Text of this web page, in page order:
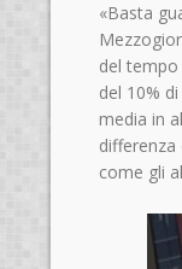
«Basta
del
del 10%
media in
come gli